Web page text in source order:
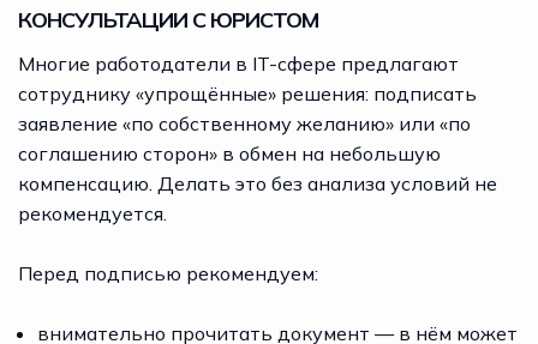
КОНСУЛЬТАЦИИ С ЮРИСТОМ
Многие работодатели в IT-сфере предлагают
сотруднику «упрощённые» решения: подписать
заявление «по собственному желанию» или «по
соглашению сторон» в обмен на небольшую
компенсацию. Делать это без анализа условий не
рекомендуется.
Перед подписью рекомендуем:
внимательно прочитать документ — в нём может